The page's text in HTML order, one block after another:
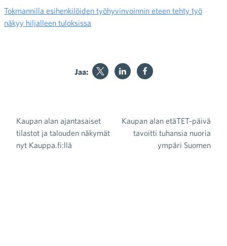
Tokmannilla esihenkilöiden työhyvinvoinnin eteen tehty työ
näkyy hiljalleen tuloksissa
Jaa:
Artikkelien selaus
Kaupan alan ajantasaiset
tilastot ja talouden näkymät
nyt Kauppa.fi:llä
Kaupan alan etäTET-päivä
tavoitti tuhansia nuoria
ympäri Suomen